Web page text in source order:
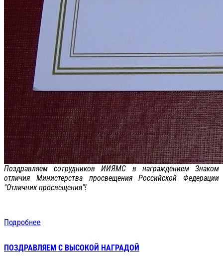
Поздравляем сотрудников ИИЯМС в награждением Знаком
отличия Министерства просвещения Российской Федерации
"Отличник просвещения"!
Подробнее
ПОЗДРАВЛЯЕМ С ВЫСОКОЙ НАГРАДОЙ